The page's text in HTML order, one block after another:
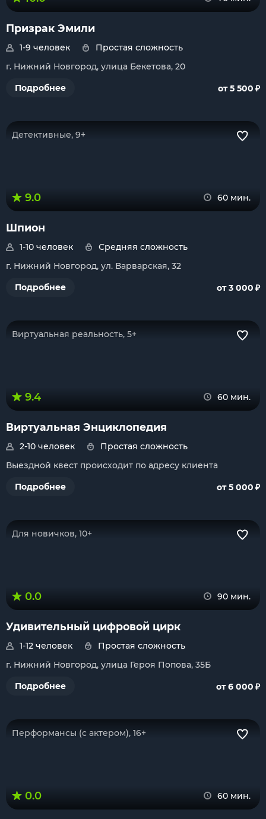
Призрак Эмили
1-9 человек
Простая сложность
г. Нижний Новгород, улица Бекетова, 20
Подробнее
от 5 500 ₽
Детективные, 9+
9.0 60 мин.
Шпион
1-10 человек
Средняя сложность
г. Нижний Новгород, ул. Варварская, 32
Подробнее
от 3 000 ₽
Виртуальная реальность, 5+
9.4 60 мин.
Виртуальная Энциклопедия
2-10 человек
Простая сложность
Выездной квест происходит по адресу клиента
Подробнее
от 5 000 ₽
Для новичков, 10+
0.0 90 мин.
Удивительный цифровой цирк
1-12 человек
Простая сложность
г. Нижний Новгород, улица Героя Попова, 35Б
Подробнее
от 6 000 ₽
Перформансы (с актером), 16+
0.0 60 мин.